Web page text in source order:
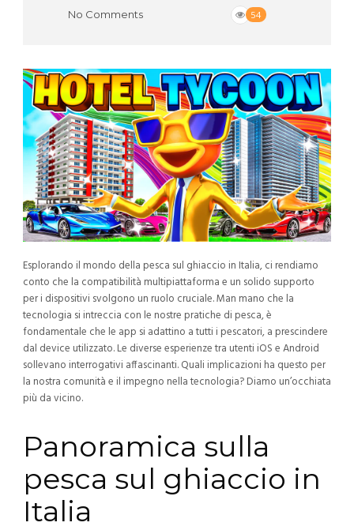
No Comments 54
Esplorando il mondo della pesca sul ghiaccio in Italia, ci rendiamo
conto che la compatibilità multipiattaforma e un solido supporto
per i dispositivi svolgono un ruolo cruciale. Man mano che la
tecnologia si intreccia con le nostre pratiche di pesca, è
fondamentale che le app si adattino a tutti i pescatori, a prescindere
dal device utilizzato. Le diverse esperienze tra utenti iOS e Android
sollevano interrogativi affascinanti. Quali implicazioni ha questo per
la nostra comunità e il impegno nella tecnologia? Diamo un’occhiata
più da vicino.
Panoramica sulla
pesca sul ghiaccio in
Italia